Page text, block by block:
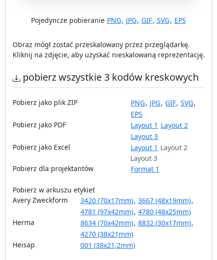
Pojedyncze pobieranie PNG, JPG, GIF, SVG, EPS
Obraz mógł zostać przeskalowany przez przeglądarkę.
Kliknij na zdjęcie, aby uzyskać nieskalowaną reprezentację.
pobierz wszystkie 3 kodów kreskowych
Pobierz jako plik ZIP PNG, JPG, GIF, SVG,
EPS
Pobierz jako PDF
Layout 1 Layout 2
Layout 3
Pobierz jako Excel
Layout 1 Layout 2
Layout 3
Pobierz dla projektantów
Format 1
Pobierz w arkuszu etykiet
Avery Zweckform
3420 (70x17mm), 3667 (48x19mm),
4781 (97x42mm), 4780 (48x25mm)
Herma
8634 (70x42mm), 8832 (30x17mm),
4270 (38x21mm)
Heisap
001 (38x21,2mm)